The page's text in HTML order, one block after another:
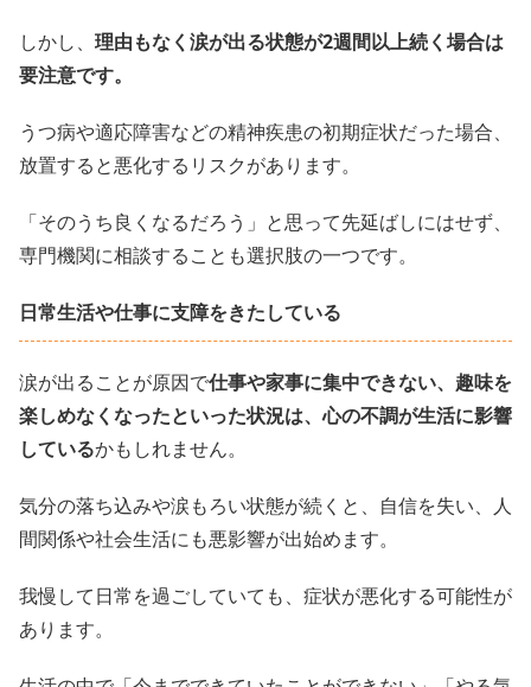
しかし、 理由もなく涙が出る状態が2週間以上続く場合は
要注意です。
うつ病や適応障害などの精神疾患の初期症状だった場合、
放置すると悪化するリスクがあります。
「そのうち良くなるだろう」と思って先延ばしにはせず、
専門機関に相談することも選択肢の一つです。
日常生活や仕事に支障をきたしている
涙が出ることが原因で仕事や家事に集中できない、趣味を
楽しめなくなったといった状況は、心の不調が生活に影響
しているかもしれません。
気分の落ち込みや涙もろい状態が続くと、自信を失い、人
間関係や社会生活にも悪影響が出始めます。
我慢して日常を過ごしていても、症状が悪化する可能性が
あります。